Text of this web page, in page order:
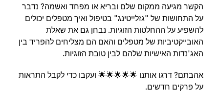
הקשר מגיעה ממקום שלם ובריא או מפחד ואשמה? נדבר
על התחושות של "גזלייטינג" בטיפול ואיך מטפלים יכולים
להשפיע על ההחלטות הזוגיות. נבחן גם את שאלת
האובייקטיביות של מטפלים והאם הם מצליחים להפריד בין
האג'נדות האישיות שלהם לבין טובת הזוגיות.
אהבתם? דרגו אותנו 🌟🌟🌟🌟🌟 ועקבו כדי לקבל התראות
על פרקים חדשים.